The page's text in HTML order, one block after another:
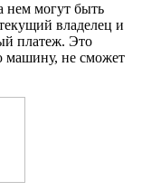
нем могут быть
владелец и
платеж. Это
машину, не сможет